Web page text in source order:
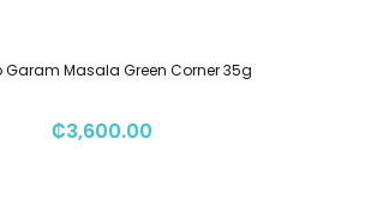
Garam Masala Green Corner 35g
₡3,600.00